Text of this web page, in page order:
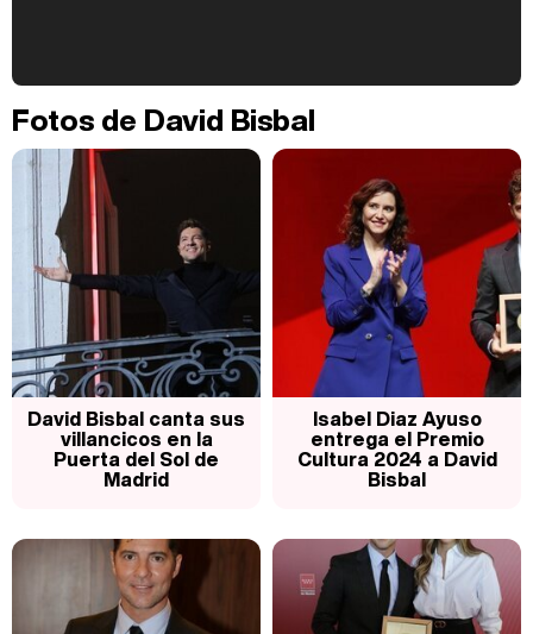
Carlota Corredera y Javier de Hoyos: "La tele tiene que representar al público también y aquí están todos los perfiles posibles&quo;
Así se tomó Felipe VI que la Infanta Sofía no quisiera recibir formación militar
Fotos de David Bisbal
David Bisbal canta sus
villancicos en la
Puerta del Sol de
Madrid
Isabel Diaz Ayuso
entrega el Premio
Cultura 2024 a David
Bisbal